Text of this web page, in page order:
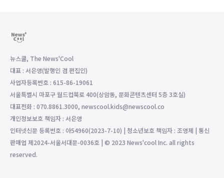
뉴스쿨, The News'Cool
대표 : 서은영(발행인 겸 편집인)
사업자등록번호 : 615-86-19061
서울특별시 마포구 월드컵북로 400(상암동, 문화콘텐츠센터 5층 3호실)
대표전화 : 070.8861.3000, newscool.kids@newscool.co
개인정보보호 책임자 : 서은영
인터넷신문 등록번호 : 아54960(2023-7-10) | 청소년보호 책임자 : 조영제 | 통신
판매업 제2024-서울서대문-0036호 | © 2023 News'cool Inc. all rights
reserved.